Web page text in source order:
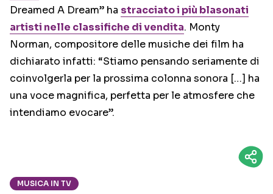
Dreamed A Dream” ha stracciato i più blasonati
artisti nelle classifiche di vendita. Monty
Norman, compositore delle musiche dei film ha
dichiarato infatti: “Stiamo pensando seriamente di
coinvolgerla per la prossima colonna sonora […] ha
una voce magnifica, perfetta per le atmosfere che
intendiamo evocare”.
MUSICA IN TV